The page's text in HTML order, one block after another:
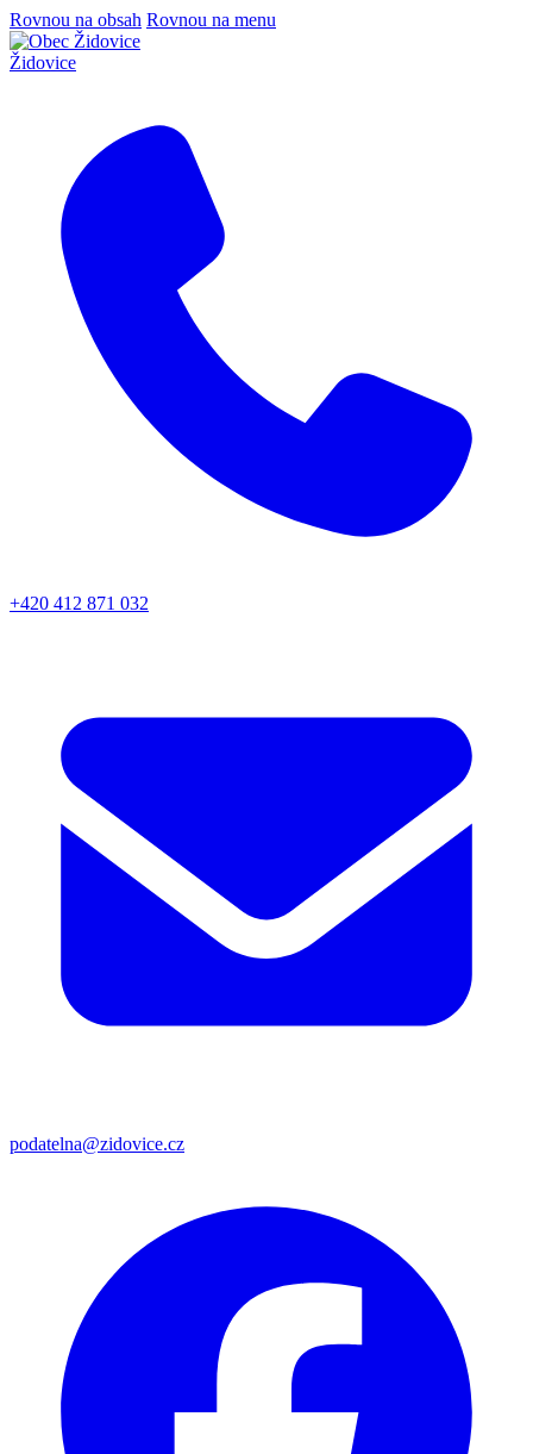
Rovnou na obsah Rovnou na menu
Židovice
+420 412 871 032
podatelna@zidovice.cz